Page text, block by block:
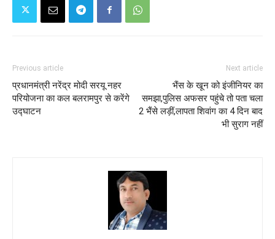
Previous article
प्रधानमंत्री नरेंद्र मोदी सरयू नहर
परियोजना का कल बलरामपुर से करेंगे
उद्घाटन
Next article
भैंस के खून को इंजीनियर का
समझा,पुलिस अफसर पहुंचे तो पता चला
2 भैंसे लड़ीं,लापता शिवांग का 4 दिन बाद
भी सुराग नहीं